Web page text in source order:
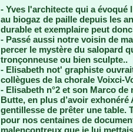
- Yves l'architecte qui a évoqué
au biogaz de paille depuis les
durable et exemplaire peut
- Passé aussi notre voisin de
percer le mystère du salopard
tronçonneuse ou bien sculpte..
- Elisabeth not' graphiste
collègues de la chorale Voixci-
- Elisabeth n°2 et son Marco
Butte, en plus d’avoir exhonéré
gentillesse de prêter une table.
pour nos centaines de
malencontreux que je lui